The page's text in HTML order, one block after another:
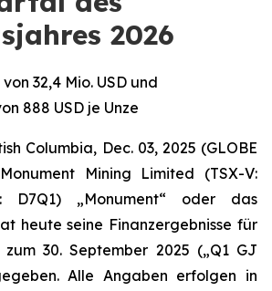
2026
32,4 Mio. USD und
888 USD je Unze
Columbia, Dec. 03, 2025 (GLOBE
Mining Limited (TSX-V:
D7Q1) „Monument“ oder das
heute seine Finanzergebnisse für
30. September 2025 („Q1 GJ
Alle Angaben erfolgen in